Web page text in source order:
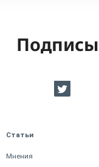
Статьи
Мнения